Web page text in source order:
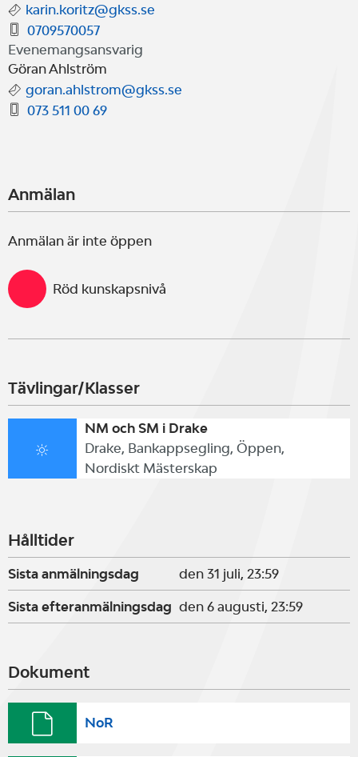
karin.koritz@gkss.se
0709570057
Evenemangsansvarig
Göran Ahlström
goran.ahlstrom@gkss.se
073 511 00 69
Anmälan
Anmälan är inte öppen
Röd kunskapsnivå
Tävlingar/Klasser
NM och SM i Drake
Drake, Bankappsegling, Öppen,
Nordiskt Mästerskap
Hålltider
Sista anmälningsdag den 31 juli, 23:59
Sista efteranmälningsdag den 6 augusti, 23:59
Dokument
NoR